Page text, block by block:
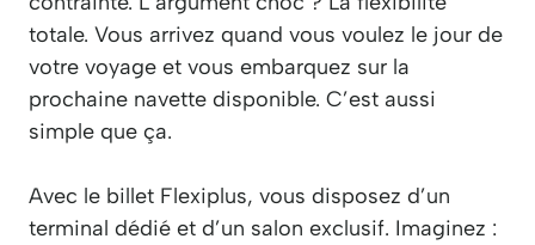
totale. Vous arrivez quand vous voulez le jour de
votre voyage et vous embarquez sur la
prochaine navette disponible. C’est aussi
simple que ça.
Avec le billet Flexiplus, vous disposez d’un
terminal dédié et d’un salon exclusif. Imaginez :